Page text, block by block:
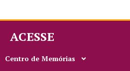
ACESSE
Centro de Memórias